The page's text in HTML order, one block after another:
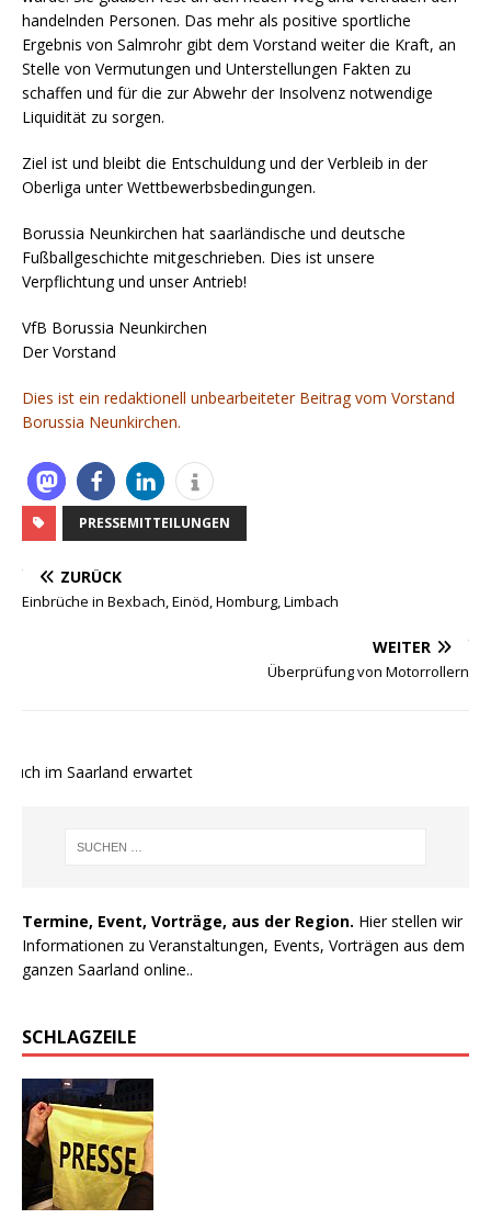
handelnden Personen. Das mehr als positive sportliche
Ergebnis von Salmrohr gibt dem Vorstand weiter die Kraft, an
Stelle von Vermutungen und Unterstellungen Fakten zu
schaffen und für die zur Abwehr der Insolvenz notwendige
Liquidität zu sorgen.
Ziel ist und bleibt die Entschuldung und der Verbleib in der
Oberliga unter Wettbewerbsbedingungen.
Borussia Neunkirchen hat saarländische und deutsche
Fußballgeschichte mitgeschrieben. Dies ist unsere
Verpflichtung und unser Antrieb!
VfB Borussia Neunkirchen
Der Vorstand
Dies ist ein redaktionell unbearbeiteter Beitrag vom Vorstand
Borussia Neunkirchen.
PRESSEMITTEILUNGEN
ZURÜCK
Einbrüche in Bexbach, Einöd, Homburg, Limbach
WEITER
Überprüfung von Motorrollern
im Saarland erwartet
Termine, Event, Vorträge, aus der Region. Hier stellen wir
Informationen zu Veranstaltungen, Events, Vorträgen aus dem
ganzen Saarland online..
SCHLAGZEILE